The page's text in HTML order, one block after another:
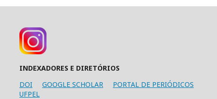
INDEXADORES E DIRETÓRIOS
DOI
GOOGLE SCHOLAR
PORTAL DE PERIÓDICOS
UFPEL